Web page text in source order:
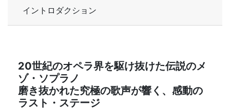
イントロダクション
20世紀のオペラ界を駆け抜けた伝説のメ
ゾ・ソプラノ
磨き抜かれた究極の歌声が響く、感動の
ラスト・ステージ